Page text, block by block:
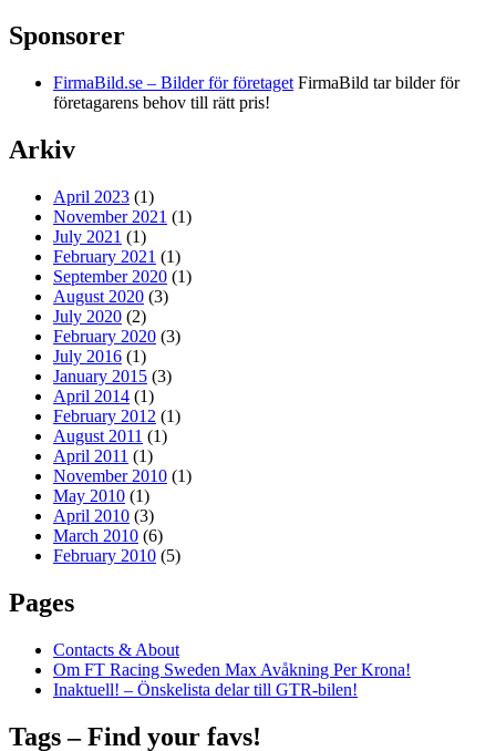
Sponsorer
FirmaBild.se – Bilder för företaget FirmaBild tar bilder för
företagarens behov till rätt pris!
Arkiv
April 2023 (1)
November 2021 (1)
July 2021 (1)
February 2021 (1)
September 2020 (1)
August 2020 (3)
July 2020 (2)
February 2020 (3)
July 2016 (1)
January 2015 (3)
April 2014 (1)
February 2012 (1)
August 2011 (1)
April 2011 (1)
November 2010 (1)
May 2010 (1)
April 2010 (3)
March 2010 (6)
February 2010 (5)
Pages
Contacts & About
Om FT Racing Sweden Max Avåkning Per Krona!
Inaktuell! – Önskelista delar till GTR-bilen!
Tags – Find your favs!